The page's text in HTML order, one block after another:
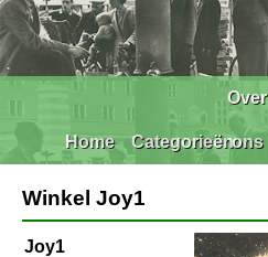
Home Categorieën
Over
ons
Winkel Joy1
Joy1